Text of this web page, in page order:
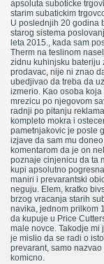
apsoluta suboticke
starim subatickim
U poslednjih 20 godina
starog sistema
leta 2015., kada sam
Therm na teslinom
zidnu kuhinjsku bateriju
prodavac, nije ni znao
ubedjivao da treba da
izmerio. Kao osoba
mrezicu po njegovom
radnji po pitanju
kompleto mokra i
pametnjakovic je posle
izjave da sam mu
komentarom da je on
poznaje cinjenicu da ta
kupi apsolutno
maniri i prevarantski
neguju. Elem, kratko
brzog vracanja starih
navika, jednom prilkom
da kupuje u Price
male novce. Takodje mi
je mislio da se radi o
prevarant, samo
komicno.